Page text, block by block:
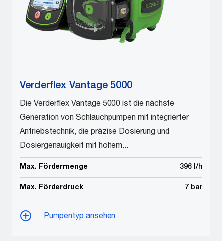
Verderflex Vantage 5000
Die Verderflex Vantage 5000 ist die nächste
Generation von Schlauchpumpen mit integrierter
Antriebstechnik, die präzise Dosierung und
Dosiergenauigkeit mit hohem...
Max. Fördermenge 396 l/h
Max. Förderdruck 7 bar
Pumpentyp ansehen